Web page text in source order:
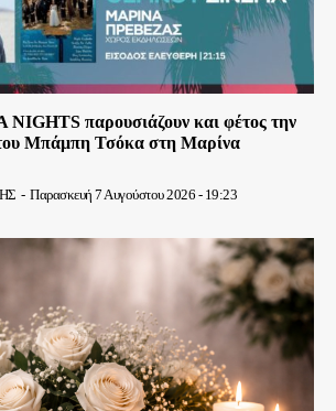
παρουσιάζουν και φέτος την
Μπάμπη Τσόκα στη Μαρίνα
- Παρασκευή 7 Αυγούστου 2026 - 19:23